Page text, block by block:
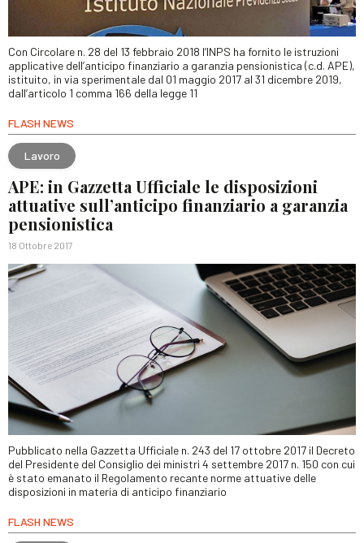
Con Circolare n. 28 del 13 febbraio 2018 l’INPS ha fornito le istruzioni
applicative dell’anticipo finanziario a garanzia pensionistica (c.d. APE),
istituito, in via sperimentale dal 01 maggio 2017 al 31 dicembre 2019,
dall’articolo 1 comma 166 della legge 11
FLASH NEWS
Lavoro
APE: in Gazzetta Ufficiale le disposizioni
attuative sull’anticipo finanziario a garanzia
pensionistica
18 Ottobre 2017
Pubblicato nella Gazzetta Ufficiale n. 243 del 17 ottobre 2017 il Decreto
del Presidente del Consiglio dei ministri 4 settembre 2017 n. 150 con cui
è stato emanato il Regolamento recante norme attuative delle
disposizioni in materia di anticipo finanziario
FLASH NEWS